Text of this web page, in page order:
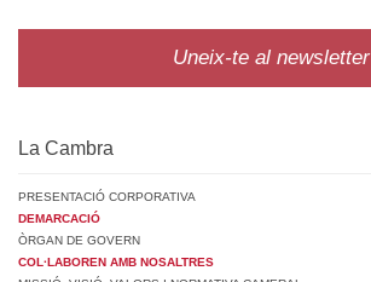
Uneix-te al newsletter
La Cambra
PRESENTACIÓ CORPORATIVA
DEMARCACIÓ
ÒRGAN DE GOVERN
COL·LABOREN AMB NOSALTRES